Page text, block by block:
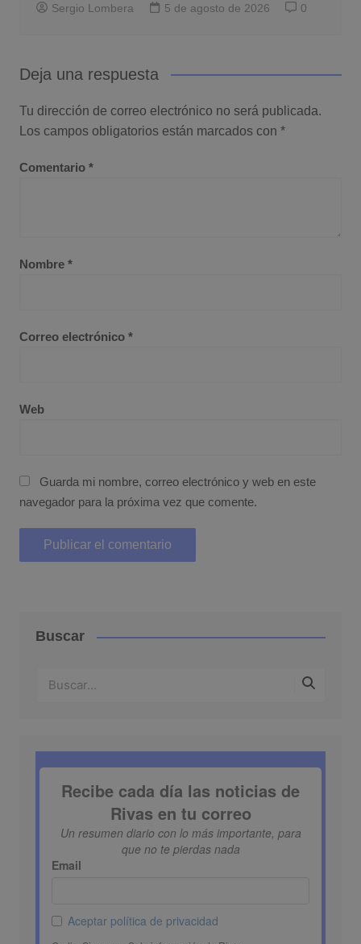
Sergio Lombera 5 de agosto de 2026 0
Deja una respuesta
Tu dirección de correo electrónico no será publicada.
Los campos obligatorios están marcados con *
Comentario *
Nombre *
Correo electrónico *
Web
Guarda mi nombre, correo electrónico y web en este
navegador para la próxima vez que comente.
Buscar